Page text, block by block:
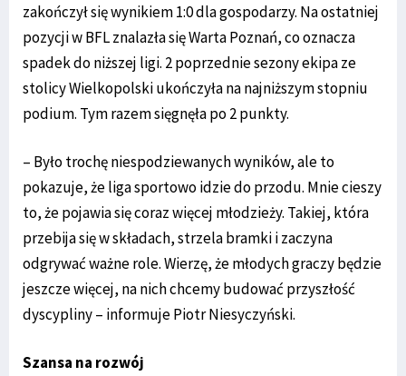
zakończył się wynikiem 1:0 dla gospodarzy. Na ostatniej
pozycji w BFL znalazła się Warta Poznań, co oznacza
spadek do niższej ligi. 2 poprzednie sezony ekipa ze
stolicy Wielkopolski ukończyła na najniższym stopniu
podium. Tym razem sięgnęła po 2 punkty.
– Było trochę niespodziewanych wyników, ale to
pokazuje, że liga sportowo idzie do przodu. Mnie cieszy
to, że pojawia się coraz więcej młodzieży. Takiej, która
przebija się w składach, strzela bramki i zaczyna
odgrywać ważne role. Wierzę, że młodych graczy będzie
jeszcze więcej, na nich chcemy budować przyszłość
dyscypliny – informuje Piotr Niesyczyński.
Szansa na rozwój